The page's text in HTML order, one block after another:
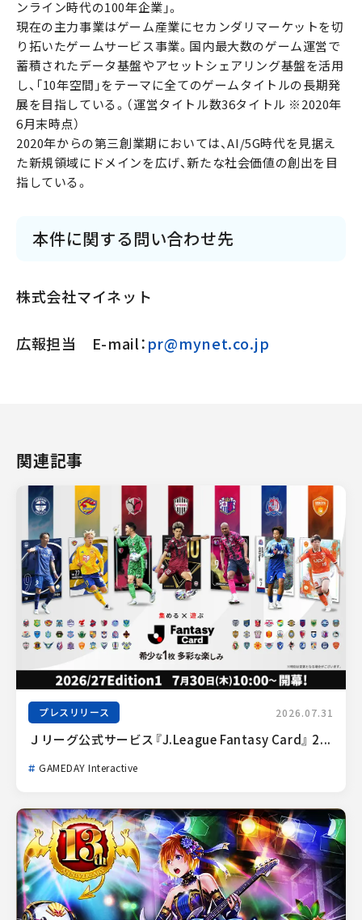
ンライン時代の100年企業」。
現在の主力事業はゲーム産業にセカンダリマーケットを切
り拓いたゲームサービス事業。国内最大数のゲーム運営で
蓄積されたデータ基盤やアセットシェアリング基盤を活用
し、「10年空間」をテーマに全てのゲームタイトルの長期発
展を目指している。（運営タイトル数36タイトル ※2020年
6月末時点）
2020年からの第三創業期においては、AI/5G時代を見据え
た新規領域にドメインを広げ、新たな社会価値の創出を目
指している。
本件に関する問い合わせ先
株式会社マイネット
広報担当 E-mail：pr@mynet.co.jp
関連記事
プレスリリース 2026.07.31
Ｊリーグ公式サービス『J.League Fantasy Card』 2...
GAMEDAY Interactive